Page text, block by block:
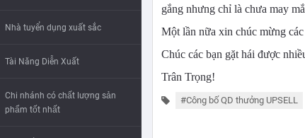
Nhà tuyển dụng xuất sắc
Tài Năng Diễn Xuất
Chi nhánh có chất lượng sản
phẩm tốt nhất
gắng nhưng chỉ là chưa may
Một lần nữa xin chúc mừng
Chúc các bạn gặt hái được
Trân Trọng!
#Công bố QD thưởng UPSELL